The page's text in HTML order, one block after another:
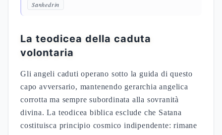
Sanhedrin
La teodicea della caduta
volontaria
Gli angeli caduti operano sotto la guida di questo
capo avversario, mantenendo gerarchia angelica
corrotta ma sempre subordinata alla sovranità
divina. La teodicea biblica esclude che Satana
costituisca principio cosmico indipendente: rimane